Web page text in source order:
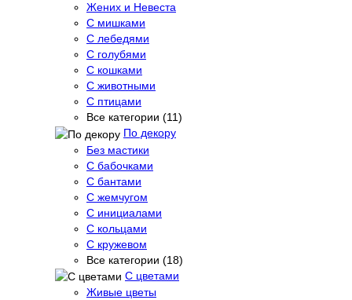
Жених и Невеста
С мишками
С лебедями
С голубями
С кошками
С животными
С птицами
Все категории (11)
По декору
Без мастики
С бабочками
С бантами
С жемчугом
С инициалами
С кольцами
С кружевом
Все категории (18)
С цветами
Живые цветы